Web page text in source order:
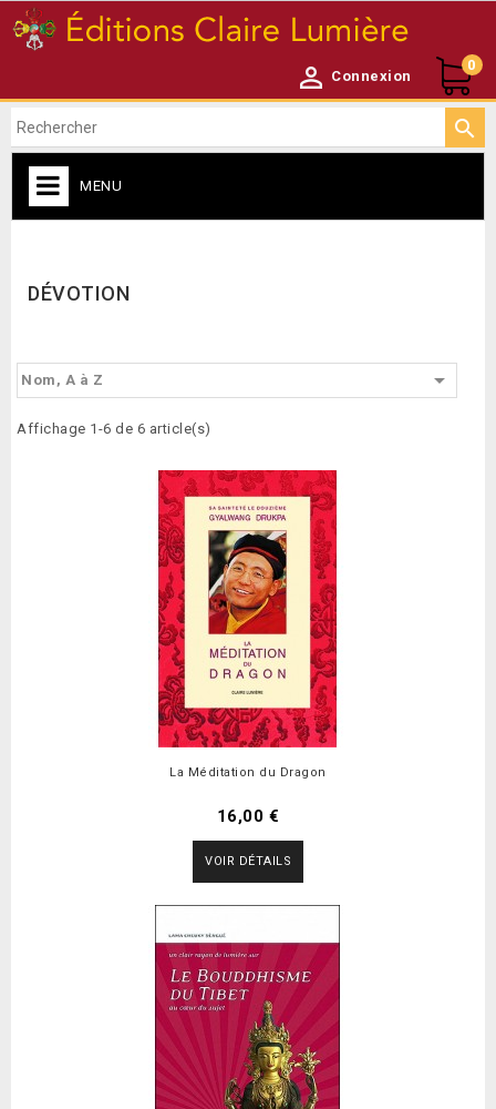
 Connexion
0

MENU
DÉVOTION
Nom, A à Z 
Affichage 1-6 de 6 article(s)
La Méditation du Dragon
16,00 €
VOIR DÉTAILS